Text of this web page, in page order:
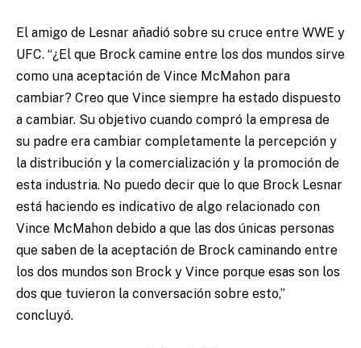
El amigo de Lesnar añadió sobre su cruce entre WWE y
UFC. “¿El que Brock camine entre los dos mundos sirve
como una aceptación de Vince McMahon para
cambiar? Creo que Vince siempre ha estado dispuesto
a cambiar. Su objetivo cuando compró la empresa de
su padre era cambiar completamente la percepción y
la distribución y la comercialización y la promoción de
esta industria. No puedo decir que lo que Brock Lesnar
está haciendo es indicativo de algo relacionado con
Vince McMahon debido a que las dos únicas personas
que saben de la aceptación de Brock caminando entre
los dos mundos son Brock y Vince porque esas son los
dos que tuvieron la conversación sobre esto,”
concluyó.